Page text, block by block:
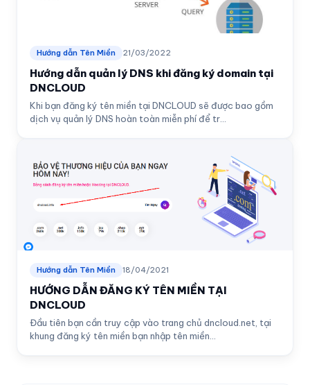
Hướng dẫn Tên Miền 21/03/2022
Hướng dẫn quản lý DNS khi đăng ký domain tại
DNCLOUD
Khi bạn đăng ký tên miền tại DNCLOUD sẽ được bao gồm
dịch vụ quản lý DNS hoàn toàn miễn phí để tr...
Hướng dẫn Tên Miền 18/04/2021
HƯỚNG DẪN ĐĂNG KÝ TÊN MIỀN TẠI
DNCLOUD
Đầu tiên bạn cần truy cập vào trang chủ dncloud.net, tại
khung đăng ký tên miền bạn nhập tên miền...